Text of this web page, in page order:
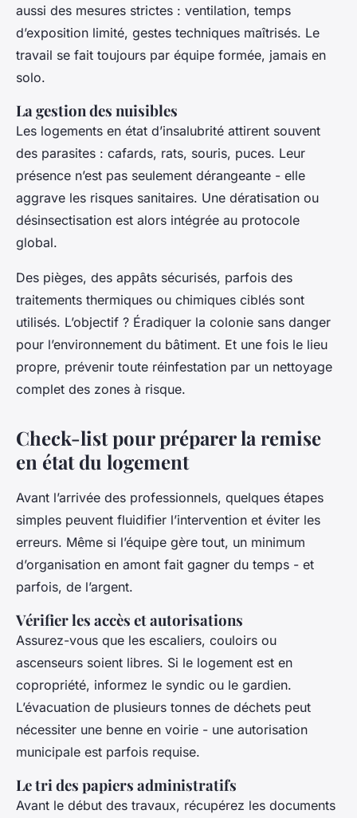
aussi des mesures strictes : ventilation, temps
d’exposition limité, gestes techniques maîtrisés. Le
travail se fait toujours par équipe formée, jamais en
solo.
La gestion des nuisibles
Les logements en état d’insalubrité attirent souvent
des parasites : cafards, rats, souris, puces. Leur
présence n’est pas seulement dérangeante - elle
aggrave les risques sanitaires. Une dératisation ou
désinsectisation est alors intégrée au protocole
global.
Des pièges, des appâts sécurisés, parfois des
traitements thermiques ou chimiques ciblés sont
utilisés. L’objectif ? Éradiquer la colonie sans danger
pour l’environnement du bâtiment. Et une fois le lieu
propre, prévenir toute réinfestation par un nettoyage
complet des zones à risque.
Check-list pour préparer la remise
en état du logement
Avant l’arrivée des professionnels, quelques étapes
simples peuvent fluidifier l’intervention et éviter les
erreurs. Même si l’équipe gère tout, un minimum
d’organisation en amont fait gagner du temps - et
parfois, de l’argent.
Vérifier les accès et autorisations
Assurez-vous que les escaliers, couloirs ou
ascenseurs soient libres. Si le logement est en
copropriété, informez le syndic ou le gardien.
L’évacuation de plusieurs tonnes de déchets peut
nécessiter une benne en voirie - une autorisation
municipale est parfois requise.
Le tri des papiers administratifs
Avant le début des travaux, récupérez les documents